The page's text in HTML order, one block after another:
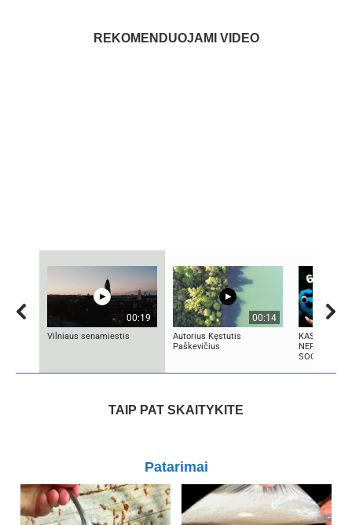
REKOMENDUOJAMI VIDEO
00:19
Vilniaus senamiestis
00:14
Autorius Kęstutis
Paškevičius
KAS TAS
SOCIALINIS
TAIP PAT SKAITYKITE
Patarimai